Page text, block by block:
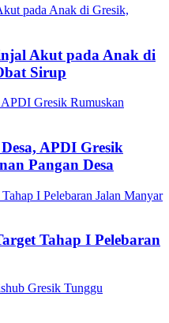
Akut pada Anak di
Sirup
APDI Gresik
Pangan Desa
Tahap I Pelebaran